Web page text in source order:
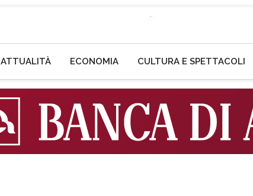
ATTUALITÀ ECONOMIA CULTURA E SPETTACOLI